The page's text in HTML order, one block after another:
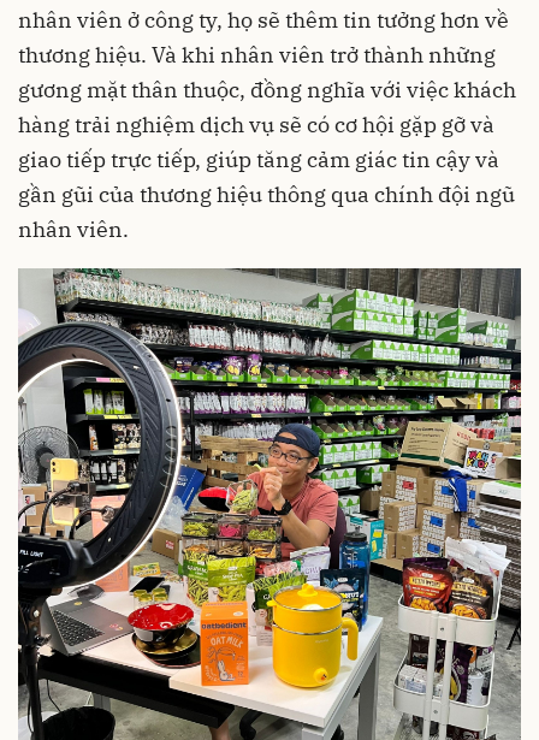
nhân viên ở công ty, họ sẽ thêm tin tưởng hơn về
thương hiệu. Và khi nhân viên trở thành những
gương mặt thân thuộc, đồng nghĩa với việc khách
hàng trải nghiệm dịch vụ sẽ có cơ hội gặp gỡ và
giao tiếp trực tiếp, giúp tăng cảm giác tin cậy và
gần gũi của thương hiệu thông qua chính đội ngũ
nhân viên.